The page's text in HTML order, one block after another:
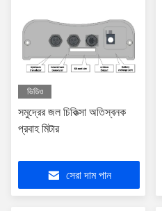
ভিডিও
সমুদ্রের জল চিকিত্সা অতিস্বনক
প্রবাহ মিটার
সেরা দাম পান